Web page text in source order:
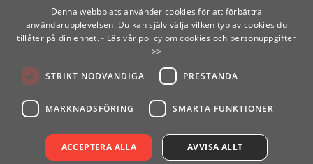
SWEDISH
Denna webbplats använder cookies för att förbättra
användarupplevelsen. Du kan själv välja vilken typ av cookies du
tillåter på din enhet. - Läs vår policy om cookies och personuppgifter
>>
STRIKT NÖDVÄNDIGA PRESTANDA
MARKNADSFÖRING SMARTA FUNKTIONER
ACCEPTERA ALLA AVVISA ALLT